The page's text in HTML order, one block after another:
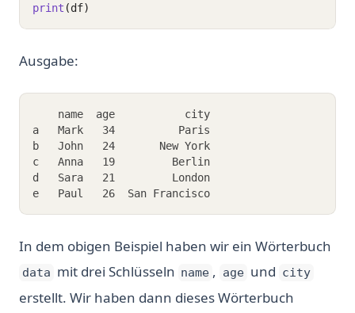
print (df)
Ausgabe:
    name  age           city
a   Mark   34          Paris
b   John   24       New York
c   Anna   19         Berlin
d   Sara   21         London
e   Paul   26  San Francisco
In dem obigen Beispiel haben wir ein Wörterbuch
data mit drei Schlüsseln name , age und city
erstellt. Wir haben dann dieses Wörterbuch